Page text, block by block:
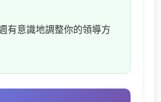
有意識地調整你的領導方